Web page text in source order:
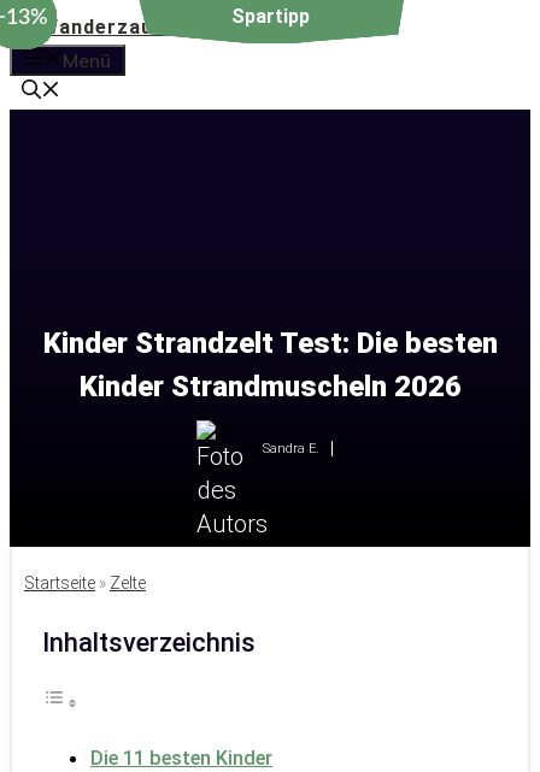
Zum
Inhalt
springen
Menü
Kinder Strandzelt Test: Die besten
Kinder Strandmuscheln 2026
Sandra E.
Startseite » Zelte
Inhaltsverzeichnis
Die 11 besten Kinder